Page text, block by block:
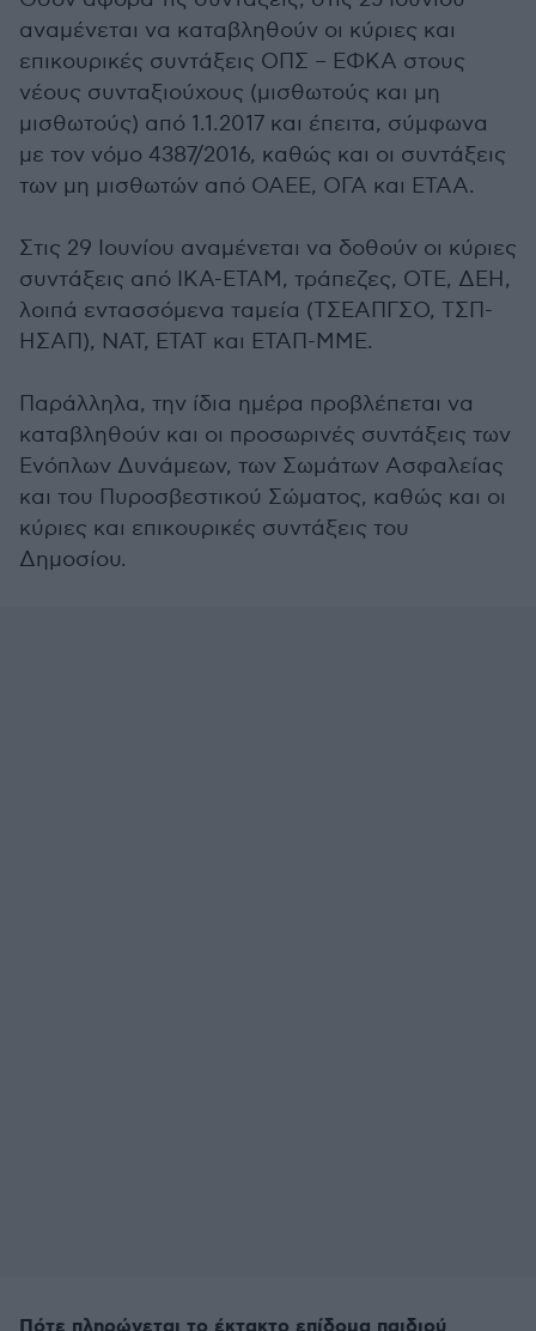
αναμένεται να καταβληθούν οι κύριες και
επικουρικές συντάξεις ΟΠΣ – ΕΦΚΑ στους
νέους συνταξιούχους (μισθωτούς και μη
μισθωτούς) από 1.1.2017 και έπειτα, σύμφωνα
με τον νόμο 4387/2016, καθώς και οι συντάξεις
των μη μισθωτών από ΟΑΕΕ, ΟΓΑ και ΕΤΑΑ.
Στις 29 Ιουνίου αναμένεται να δοθούν οι κύριες
συντάξεις από ΙΚΑ-ΕΤΑΜ, τράπεζες, ΟΤΕ, ΔΕΗ,
λοιπά εντασσόμενα ταμεία (ΤΣΕΑΠΓΣΟ, ΤΣΠ-
ΗΣΑΠ), ΝΑΤ, ΕΤΑΤ και ΕΤΑΠ-ΜΜΕ.
Παράλληλα, την ίδια ημέρα προβλέπεται να
καταβληθούν και οι προσωρινές συντάξεις των
Ενόπλων Δυνάμεων, των Σωμάτων Ασφαλείας
και του Πυροσβεστικού Σώματος, καθώς και οι
κύριες και επικουρικές συντάξεις του
Δημοσίου.